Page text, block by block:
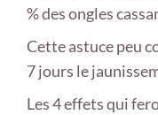
% des ongles
Cette astuce peu
7 jours le
Les 4 effets qui